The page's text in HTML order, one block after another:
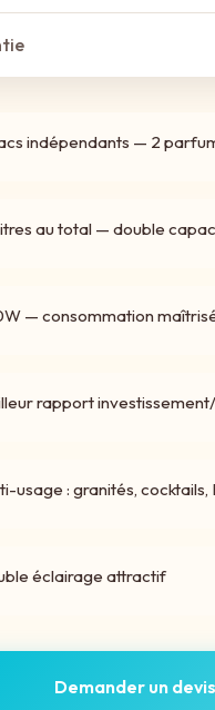
indépendants — 2
au total — double
— consommation
rapport
usage : granités, cocktails,
éclairage attractif
Demander un devis